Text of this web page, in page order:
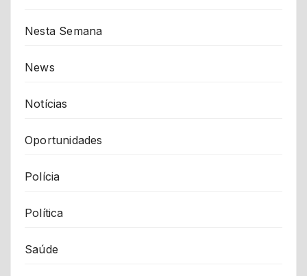
Nesta Semana
News
Notícias
Oportunidades
Polícia
Política
Saúde